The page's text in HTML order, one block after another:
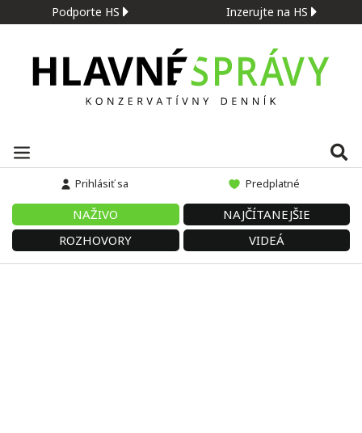
Podporte HS Inzerujte na HS
Prihlásiť sa Predplatné
NAŽIVO
NAJČÍTANEJŠIE
ROZHOVORY
VIDEÁ